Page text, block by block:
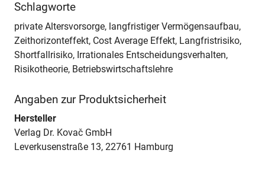
Schlagworte
private Altersvorsorge, langfristiger Vermögensaufbau,
Zeithorizonteffekt, Cost Average Effekt, Langfristrisiko,
Shortfallrisiko, Irrationales Entscheidungsverhalten,
Risikotheorie, Betriebswirtschaftslehre
Angaben zur Produktsicherheit
Hersteller
Verlag Dr. Kovač GmbH
Leverkusenstraße 13, 22761 Hamburg